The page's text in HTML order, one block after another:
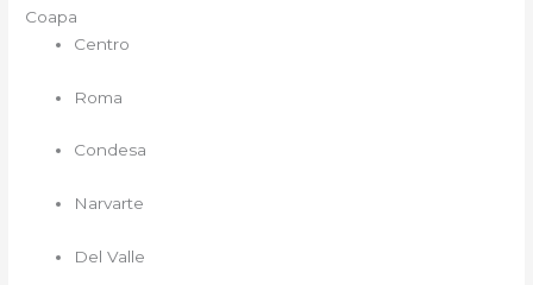
Coapa
Centro
Roma
Condesa
Narvarte
Del Valle